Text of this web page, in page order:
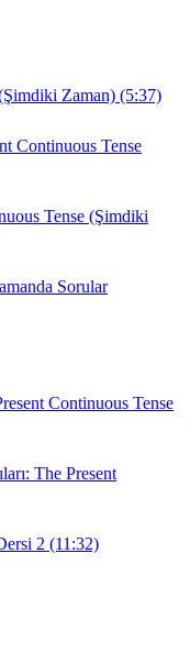
Zaman) (5:37)
Continuous Tense
Tense (Şimdiki
Sorular
Continuous Tense
The Present
2 (11:32)